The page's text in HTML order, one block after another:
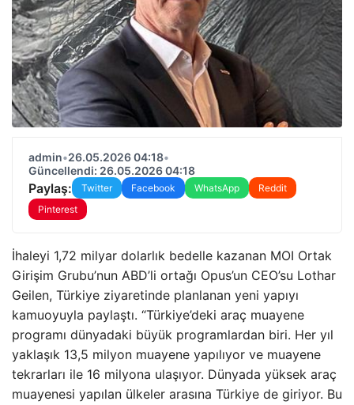
admin•26.05.2026 04:18•
Güncellendi: 26.05.2026 04:18
Paylaş: Twitter Facebook WhatsApp
Reddit
Pinterest
İhaleyi 1,72 milyar dolarlık bedelle kazanan MOI Ortak
Girişim Grubu’nun ABD’li ortağı Opus’un CEO’su Lothar
Geilen, Türkiye ziyaretinde planlanan yeni yapıyı
kamuoyuyla paylaştı. “Türkiye’deki araç muayene
programı dünyadaki büyük programlardan biri. Her yıl
yaklaşık 13,5 milyon muayene yapılıyor ve muayene
tekrarları ile 16 milyona ulaşıyor. Dünyada yüksek araç
muayenesi yapılan ülkeler arasına Türkiye de giriyor. Bu